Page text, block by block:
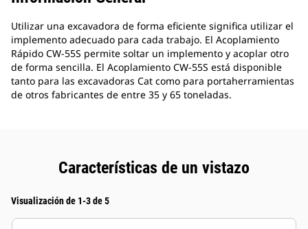
Utilizar una excavadora de forma eficiente significa utilizar el
implemento adecuado para cada trabajo. El Acoplamiento
Rápido CW-55S permite soltar un implemento y acoplar otro
de forma sencilla. El Acoplamiento CW-55S está disponible
tanto para las excavadoras Cat como para portaherramientas
de otros fabricantes de entre 35 y 65 toneladas.
Características de un vistazo
Visualización de 1-3 de 5